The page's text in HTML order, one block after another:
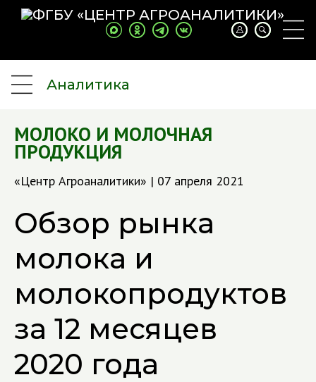
Аналитика
МОЛОКО И МОЛОЧНАЯ
ПРОДУКЦИЯ
«Центр Агроаналитики» | 07 апреля 2021
Обзор рынка
молока и
молокопродуктов
за 12 месяцев
2020 года